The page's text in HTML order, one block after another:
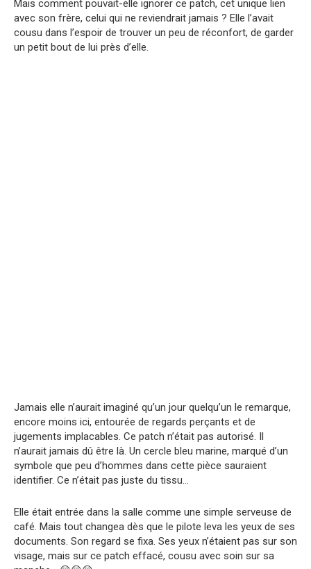
Mais comment pouvait-elle ignorer ce patch, cet unique lien
avec son frère, celui qui ne reviendrait jamais ? Elle l’avait
cousu dans l’espoir de trouver un peu de réconfort, de garder
un petit bout de lui près d’elle.
Jamais elle n’aurait imaginé qu’un jour quelqu’un le remarque,
encore moins ici, entourée de regards perçants et de
jugements implacables. Ce patch n’était pas autorisé. Il
n’aurait jamais dû être là. Un cercle bleu marine, marqué d’un
symbole que peu d’hommes dans cette pièce sauraient
identifier. Ce n’était pas juste du tissu…
Elle était entrée dans la salle comme une simple serveuse de
café. Mais tout changea dès que le pilote leva les yeux de ses
documents. Son regard se fixa. Ses yeux n’étaient pas sur son
visage, mais sur ce patch effacé, cousu avec soin sur sa